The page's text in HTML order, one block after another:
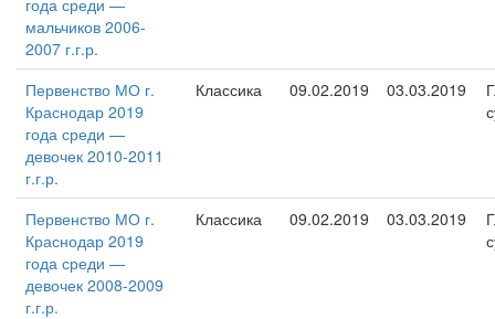
года среди —
мальчиков 2006-
2007 г.г.р.
Первенство МО г.
Краснодар 2019
года среди —
девочек 2010-2011
г.г.р.
Классика 09.02.2019 03.03.2019
Первенство МО г.
Краснодар 2019
года среди —
девочек 2008-2009
г.г.р.
Классика 09.02.2019 03.03.2019